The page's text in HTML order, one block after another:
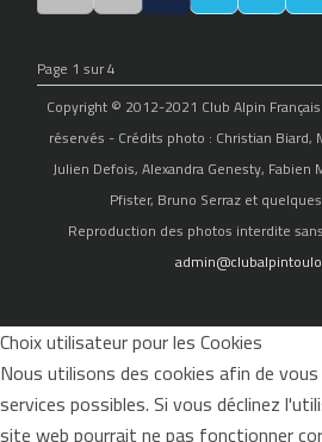
Page 1 sur 4
Copyright © 2012-2021 Club Alpin
réservés - Crédits photo : Christian Biard,
Julien Defois, Alexandra Genesty, Fabien
Pfister, Bruno Serraz et
Reproduction des photos interdite
Choix utilisateur pour les Cookies
Nous utilisons des cookies afin de
services possibles. Si vous déclinez